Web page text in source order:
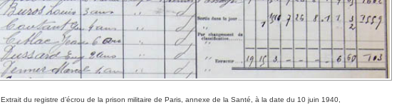
Extrait du registre d’écrou de la prison militaire de Paris, annexe de la Santé, à la date du 10 juin 1940,